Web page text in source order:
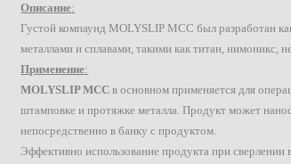
Описание:
Густой компаунд MOLYSLIP MCC был разработан
металлами и сплавами, такими как титан, нимоникс,
Применение:
MOLYSLIP MCCв основном применяется для
штамповке и протяжке металла. Продукт может
непосредственно в банку с продуктом.
Эффективно использование продукта при